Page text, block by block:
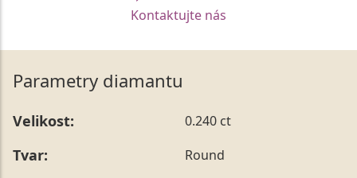
Kontaktujte nás
Parametry diamantu
Velikost: 0.240 ct
Tvar: Round